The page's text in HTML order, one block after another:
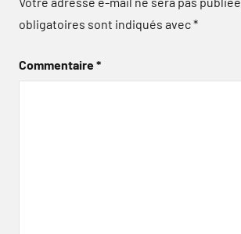
obligatoires sont indiqués avec*
Commentaire*